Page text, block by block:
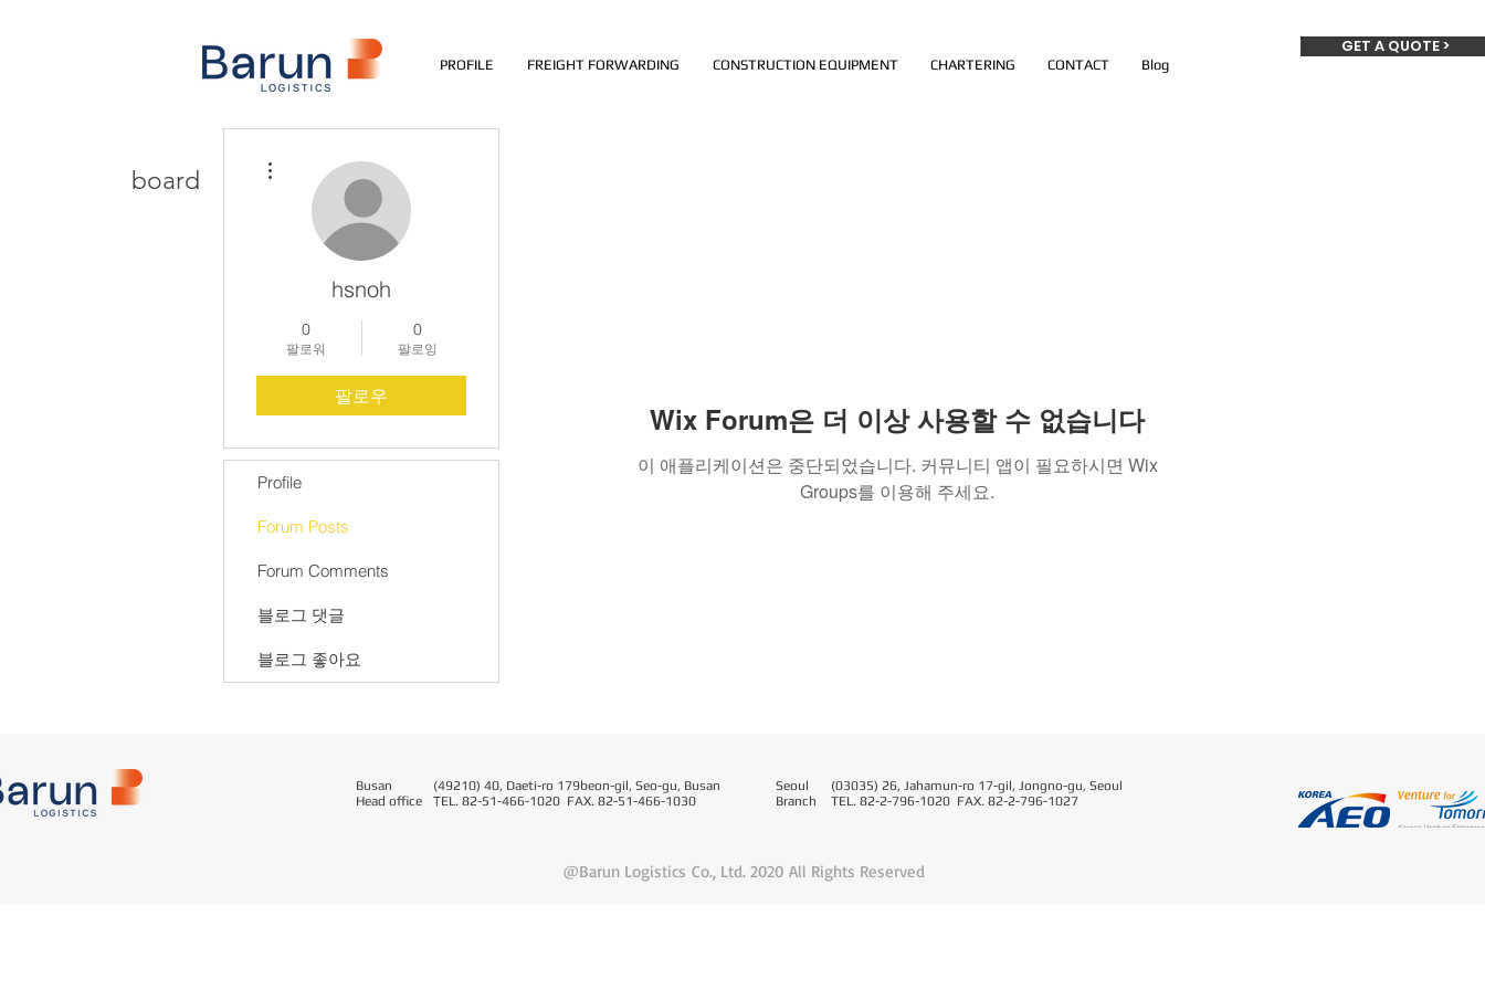
PROFILE FREIGHT FORWARDING CONSTRUCTION EQUIPMENT CHARTERING CONTACT Blog
GET A QUOTE >
board
Wix Forum은 더 이상 사용할 수 없습니다
이 애플리케이션은 중단되었습니다. 커뮤니티 앱이 필요하시면 Wix
Groups를 이용해 주세요.
hsnoh
0
팔로워
0
팔로잉
팔로우
Profile
Forum Posts
Forum Comments
블로그 댓글
블로그 좋아요
Busan
Head office
(49210) 40, Daeti-ro 179beon-gil, Seo-gu, Busan
TEL. 82-51-466-1020 FAX. 82-51-466-1030
Seoul​
Branch
(03035) 26, Jahamun-ro 17-gil, Jongno-gu, Seoul
TEL. 82-2-796-1020 FAX. 82-2-796-1027
@Barun Logistics Co., Ltd. 2020 All Rights Reserved